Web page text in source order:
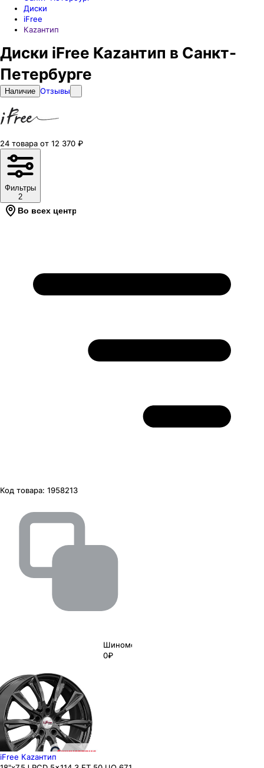
Диски
iFree
Каzaнтип
Диски iFree Каzaнтип в Санкт-
Петербурге
Наличие Отзывы
24 товара от 12 370 ₽
Фильтры
2
Во всех центрах
Код товара: 1958213
Шиномонтаж
0₽
iFree Каzaнтип